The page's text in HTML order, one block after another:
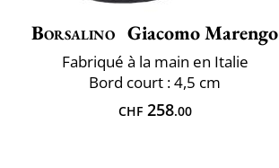
Borsalino Giacomo Marengo
Fabriqué à la main en Italie
Bord court : 4,5 cm
CHF258.00